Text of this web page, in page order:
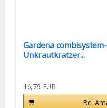
Gardena
Unkrautkratzer...
16,79 EUR
Bei